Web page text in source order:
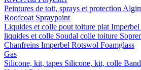
Peintures de toit, sprays et protection
Roofcoat Spraypaint
Liquides et colle pout toiture plat
liquides et colle Soudal colle toiture
Chanfreins Imperbel Rotswol Foamglass
Gas
Silicone, kit, tapes Silicone, kit, colle